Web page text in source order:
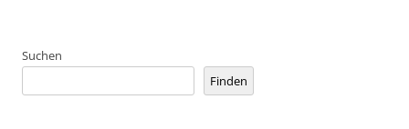
Suchen
Finden